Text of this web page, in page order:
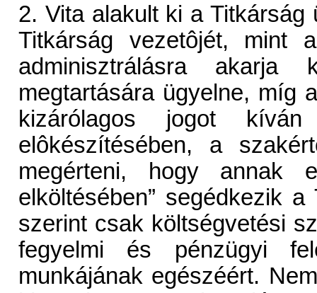
2. Vita alakult ki a
Titkárság vezetôjét, mint
adminisztrálásra akarja
megtartására ügyelne, míg
kizárólagos jogot
elôkészítésében, a
megérteni, hogy annak
elköltésében” segédkezik
szerint csak költségvetési
fegyelmi és pénzügyi
munkájának egészéért.